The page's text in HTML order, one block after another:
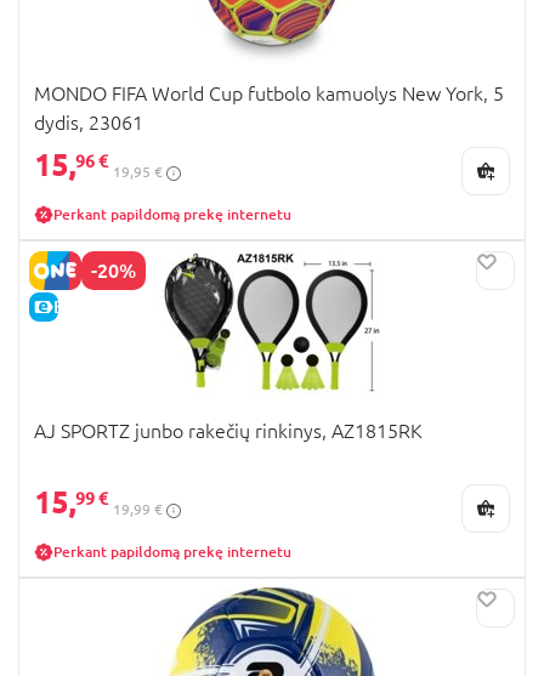
MONDO FIFA World Cup futbolo kamuolys New York, 5
dydis, 23061
15,96 €
19,95 €
Perkant papildomą prekę internetu
-20%
E-KAINA
AJ SPORTZ junbo rakečių rinkinys, AZ1815RK
15,99 €
19,99 €
Perkant papildomą prekę internetu